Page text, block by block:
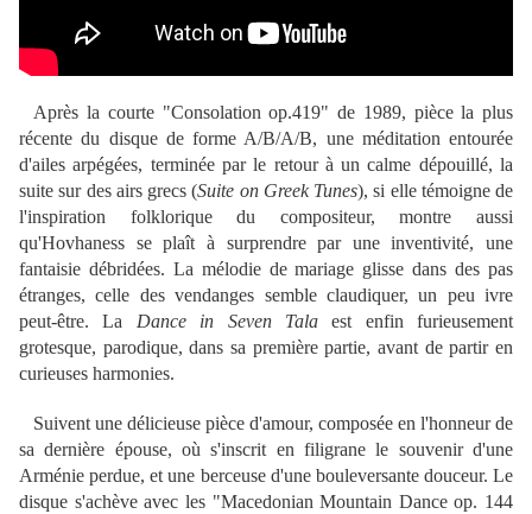
Après la courte "Consolation op.419" de 1989, pièce la plus
récente du disque de forme A/B/A/B, une méditation entourée
d'ailes arpégées, terminée par le retour à un calme dépouillé, la
suite sur des airs grecs (Suite on Greek Tunes), si elle témoigne de
l'inspiration folklorique du compositeur, montre aussi
qu'Hovhaness se plaît à surprendre par une inventivité, une
fantaisie débridées. La mélodie de mariage glisse dans des pas
étranges, celle des vendanges semble claudiquer, un peu ivre
peut-être. La Dance in Seven Talaest enfin furieusement
grotesque, parodique, dans sa première partie, avant de partir en
curieuses harmonies.
Suivent une délicieuse pièce d'amour, composée en l'honneur de
sa dernière épouse, où s'inscrit en filigrane le souvenir d'une
Arménie perdue, et une berceuse d'une bouleversante douceur. Le
disque s'achève avec les "Macedonian Mountain Dance op. 144